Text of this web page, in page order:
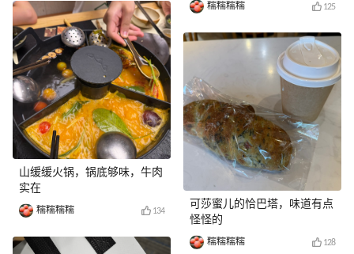
山缓缓火锅，锅底够味，牛肉
实在
糯糯糯糯 134
糯糯糯糯 125
可莎蜜儿的恰巴塔，味道有点
怪怪的
糯糯糯糯 128